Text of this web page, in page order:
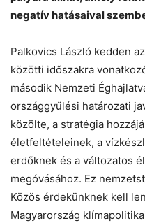
negatív hatásaival
Palkovics László kedden
közötti időszakra
második Nemzeti
országgyűlési határozati
közölte, a stratégia
életfeltételeinek, a
erdőknek és a változatos
megóvásához. Ez
Közös érdekünknek kell
Magyarország
Chat